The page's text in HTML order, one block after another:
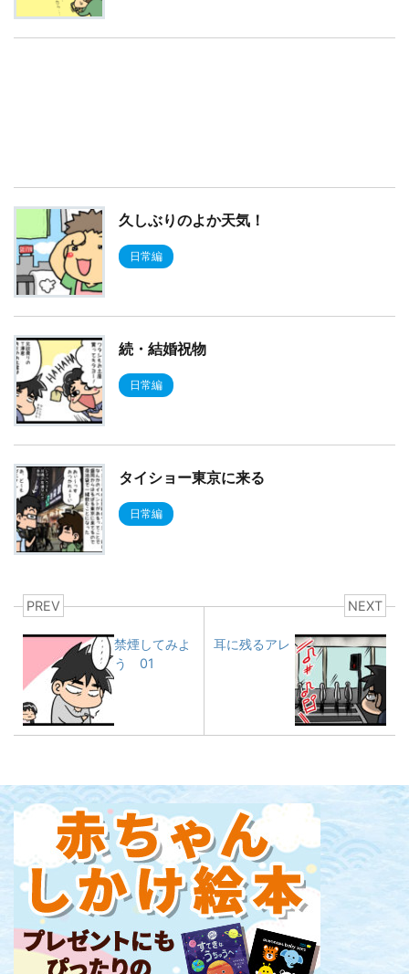
久しぶりのよか天気！
日常編
続・結婚祝物
日常編
タイショー東京に来る
日常編
PREV
禁煙してみよ
う 01
NEXT
耳に残るアレ